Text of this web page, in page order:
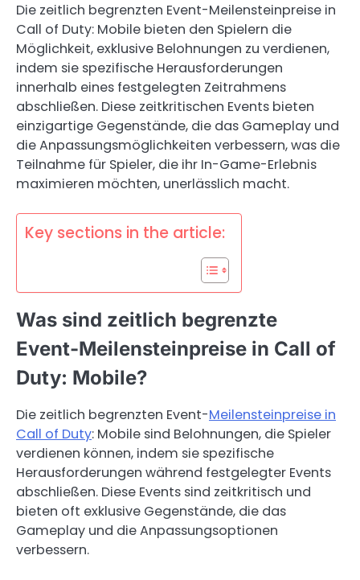
Die zeitlich begrenzten Event-Meilensteinpreise in
Call of Duty: Mobile bieten den Spielern die
Möglichkeit, exklusive Belohnungen zu verdienen,
indem sie spezifische Herausforderungen
innerhalb eines festgelegten Zeitrahmens
abschließen. Diese zeitkritischen Events bieten
einzigartige Gegenstände, die das Gameplay und
die Anpassungsmöglichkeiten verbessern, was die
Teilnahme für Spieler, die ihr In-Game-Erlebnis
maximieren möchten, unerlässlich macht.
Key sections in the article:
Was sind zeitlich begrenzte
Event-Meilensteinpreise in Call of
Duty: Mobile?
Die zeitlich begrenzten Event-Meilensteinpreise in
Call of Duty: Mobile sind Belohnungen, die Spieler
verdienen können, indem sie spezifische
Herausforderungen während festgelegter Events
abschließen. Diese Events sind zeitkritisch und
bieten oft exklusive Gegenstände, die das
Gameplay und die Anpassungsoptionen
verbessern.